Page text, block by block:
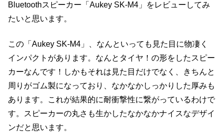
Bluetoothスピーカー「Aukey SK-M4」をレビューしてみ
たいと思います。
この「Aukey SK-M4」、なんといっても見た目に物凄く
インパクトがあります。なんとタイヤ！の形をしたスピー
カーなんです！しかもそれは見た目だけでなく、きちんと
周りがゴム製になっており、なかなかしっかりした厚みも
あります。これが結果的に耐衝撃性に繋がっているわけで
す。スピーカーの丸さも生かしたなかなかナイスなデザイ
ンだと思います。